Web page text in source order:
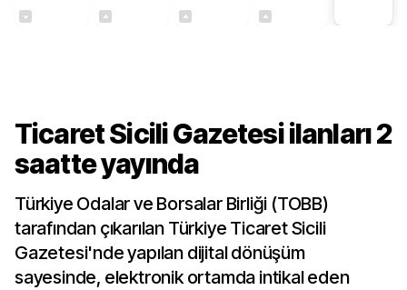
Ticaret Sicili Gazetesi ilanları 2
saatte yayında
Türkiye Odalar ve Borsalar Birliği (TOBB)
tarafından çıkarılan Türkiye Ticaret Sicili
Gazetesi'nde yapılan dijital dönüşüm
sayesinde, elektronik ortamda intikal eden